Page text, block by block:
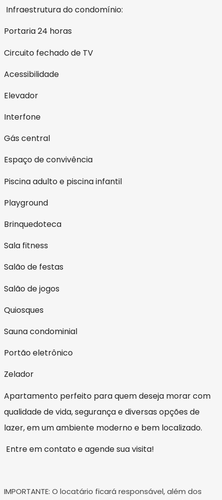
Infraestrutura do condomínio:
Portaria 24 horas
Circuito fechado de TV
Acessibilidade
Elevador
Interfone
Gás central
Espaço de convivência
Piscina adulto e piscina infantil
Playground
Brinquedoteca
Sala fitness
Salão de festas
Salão de jogos
Quiosques
Sauna condominial
Portão eletrônico
Zelador
Apartamento perfeito para quem deseja morar com
qualidade de vida, segurança e diversas opções de
lazer, em um ambiente moderno e bem localizado.
Entre em contato e agende sua visita!
IMPORTANTE: O locatário ficará responsável, além dos